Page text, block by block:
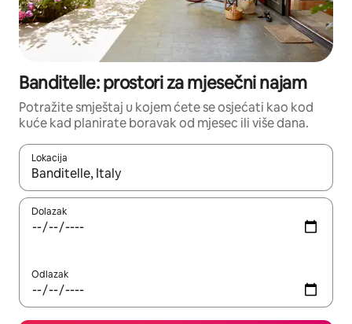
Banditelle: prostori za mjesečni najam
Potražite smještaj u kojem ćete se osjećati kao kod
kuće kad planirate boravak od mjesec ili više dana.
Lokacija
Kada budu dostupni rezultati, moći ćete ih pregledati
Dolazak
Odlazak